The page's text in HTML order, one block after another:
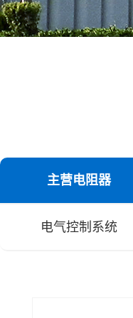
主营电阻器
电气控制系统